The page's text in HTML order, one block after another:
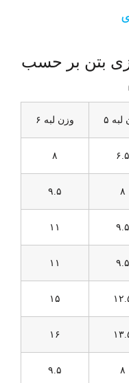
بتن بر حسب
وزن لبه ۶